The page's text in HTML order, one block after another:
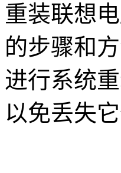
重装联想
的步骤和
进行系统
以免丢失它